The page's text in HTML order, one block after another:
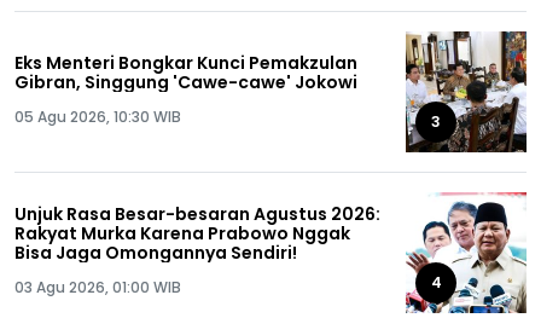
Eks Menteri Bongkar Kunci Pemakzulan
Gibran, Singgung 'Cawe-cawe' Jokowi
05 Agu 2026, 10:30 WIB 3
Unjuk Rasa Besar-besaran Agustus 2026:
Rakyat Murka Karena Prabowo Nggak
Bisa Jaga Omongannya Sendiri!
03 Agu 2026, 01:00 WIB 4